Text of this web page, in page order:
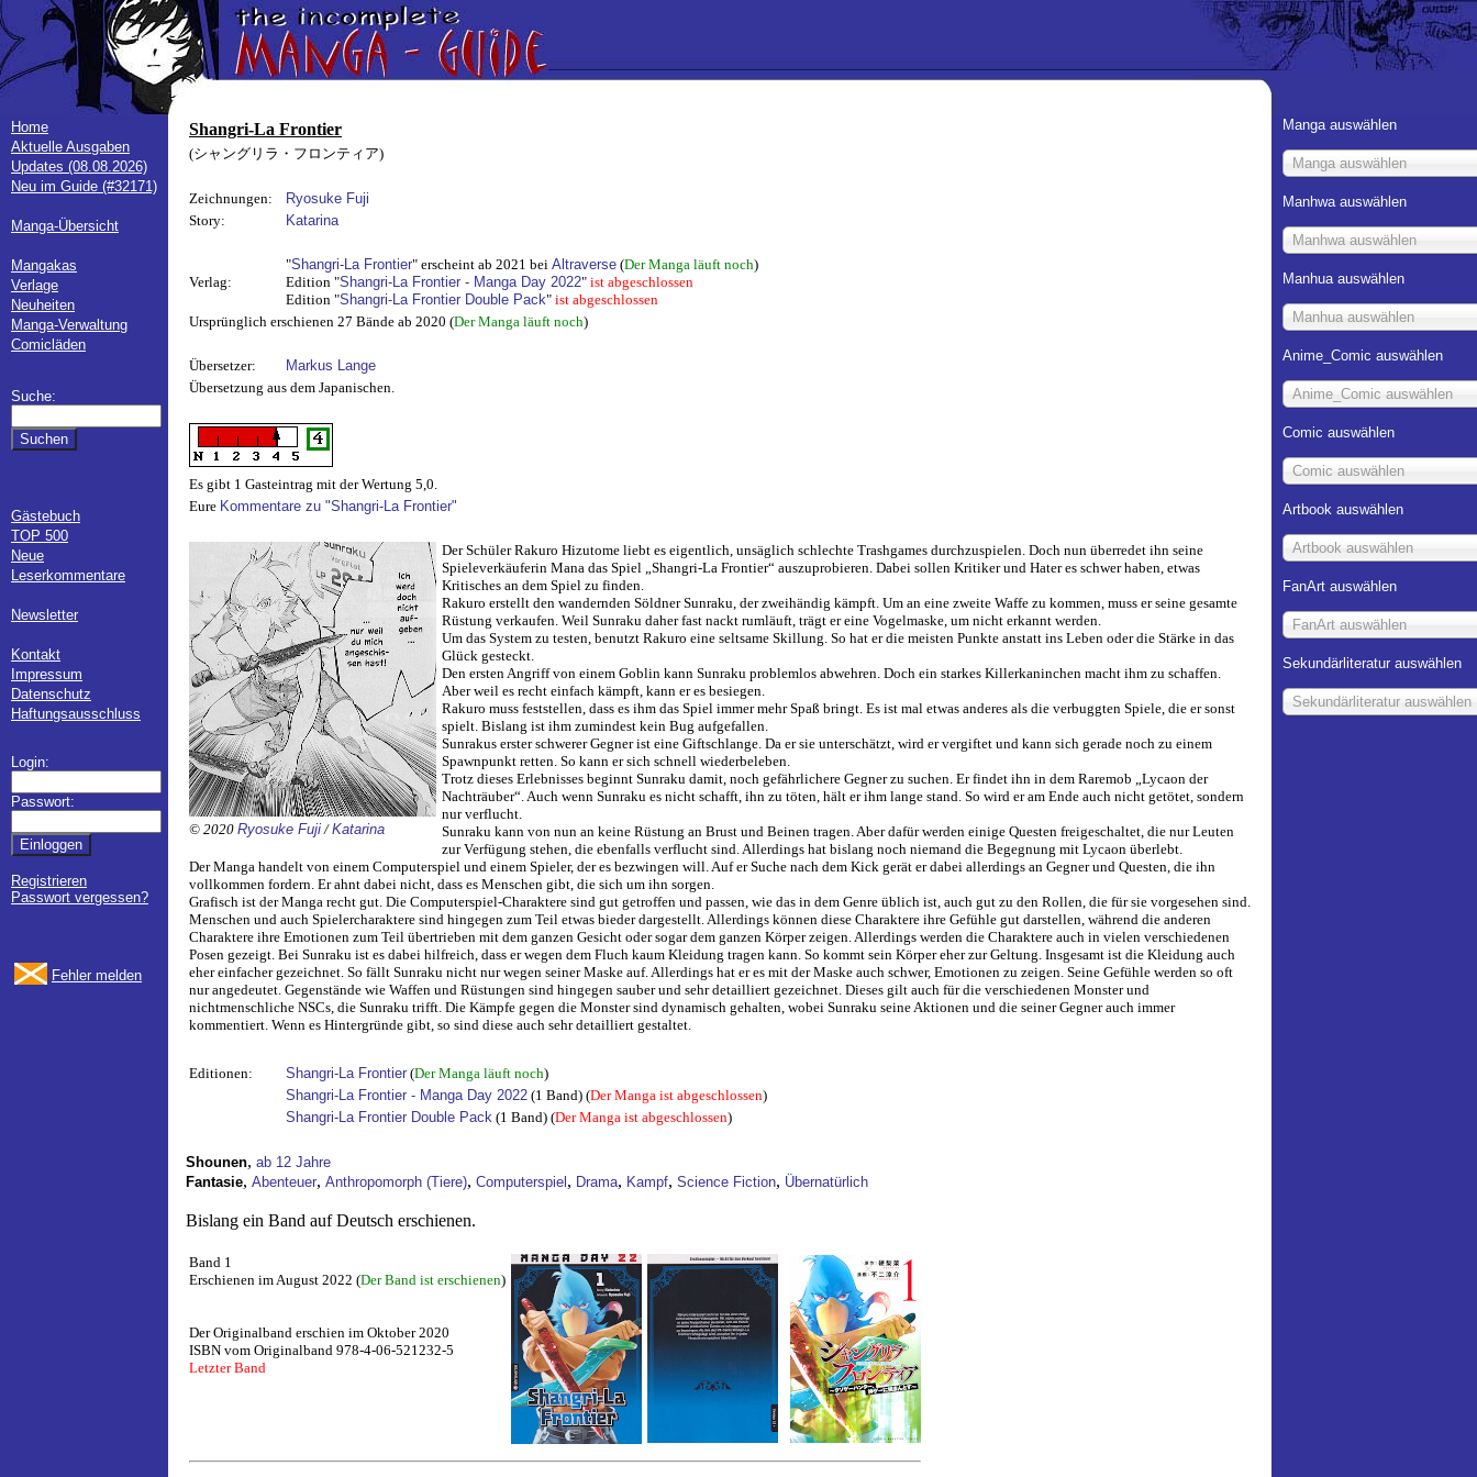
Home
Aktuelle Ausgaben
Updates (08.08.2026)
Neu im Guide (#32171)
Manga-Übersicht
Mangakas
Verlage
Neuheiten
Manga-Verwaltung
Comicläden
Suche:
Gästebuch
TOP 500
Neue
Leserkommentare
Newsletter
Kontakt
Impressum
Datenschutz
Haftungsausschluss
Login:
Passwort:
Registrieren
Passwort vergessen?
Fehler melden
Shangri-La Frontier
(シャングリラ・フロンティア)
Zeichnungen:
Ryosuke Fuji
Story:
Katarina
Verlag:
"Shangri-La Frontier" erscheint ab 2021 bei Altraverse (Der Manga läuft noch)
Edition "Shangri-La Frontier - Manga Day 2022" ist abgeschlossen
Edition "Shangri-La Frontier Double Pack" ist abgeschlossen
Ursprünglich erschienen 27 Bände ab 2020 (Der Manga läuft noch)
Übersetzer:
Markus Lange
Übersetzung aus dem Japanischen.
Es gibt 1 Gasteintrag mit der Wertung 5,0.
Eure Kommentare zu "Shangri-La Frontier"
© 2020 Ryosuke Fuji/Katarina
Der Schüler Rakuro Hizutome liebt es eigentlich, unsäglich schlechte Trashgames durchzuspielen. Doch nun überredet ihn seine
Spieleverkäuferin Mana das Spiel „Shangri-La Frontier“ auszuprobieren. Dabei sollen Kritiker und Hater es schwer haben, etwas
Kritisches an dem Spiel zu finden.
Rakuro erstellt den wandernden Söldner Sunraku, der zweihändig kämpft. Um an eine zweite Waffe zu kommen, muss er seine gesamte
Rüstung verkaufen. Weil Sunraku daher fast nackt rumläuft, trägt er eine Vogelmaske, um nicht erkannt werden.
Um das System zu testen, benutzt Rakuro eine seltsame Skillung. So hat er die meisten Punkte anstatt ins Leben oder die Stärke in das
Glück gesteckt.
Den ersten Angriff von einem Goblin kann Sunraku problemlos abwehren. Doch ein starkes Killerkaninchen macht ihm zu schaffen.
Aber weil es recht einfach kämpft, kann er es besiegen.
Rakuro muss feststellen, dass es ihm das Spiel immer mehr Spaß bringt. Es ist mal etwas anderes als die verbuggten Spiele, die er sonst
spielt. Bislang ist ihm zumindest kein Bug aufgefallen.
Sunrakus erster schwerer Gegner ist eine Giftschlange. Da er sie unterschätzt, wird er vergiftet und kann sich gerade noch zu einem
Spawnpunkt retten. So kann er sich schnell wiederbeleben.
Trotz dieses Erlebnisses beginnt Sunraku damit, noch gefährlichere Gegner zu suchen. Er findet ihn in dem Raremob „Lycaon der
Nachträuber“. Auch wenn Sunraku es nicht schafft, ihn zu töten, hält er ihm lange stand. So wird er am Ende auch nicht getötet, sondern
nur verflucht.
Sunraku kann von nun an keine Rüstung an Brust und Beinen tragen. Aber dafür werden einige Questen freigeschaltet, die nur Leuten
zur Verfügung stehen, die ebenfalls verflucht sind. Allerdings hat bislang noch niemand die Begegnung mit Lycaon überlebt.
Der Manga handelt von einem Computerspiel und einem Spieler, der es bezwingen will. Auf er Suche nach dem Kick gerät er dabei allerdings an Gegner und Questen, die ihn
vollkommen fordern. Er ahnt dabei nicht, dass es Menschen gibt, die sich um ihn sorgen.
Grafisch ist der Manga recht gut. Die Computerspiel-Charaktere sind gut getroffen und passen, wie das in dem Genre üblich ist, auch gut zu den Rollen, die für sie vorgesehen sind.
Menschen und auch Spielercharaktere sind hingegen zum Teil etwas bieder dargestellt. Allerdings können diese Charaktere ihre Gefühle gut darstellen, während die anderen
Charaktere ihre Emotionen zum Teil übertrieben mit dem ganzen Gesicht oder sogar dem ganzen Körper zeigen. Allerdings werden die Charaktere auch in vielen verschiedenen
Posen gezeigt. Bei Sunraku ist es dabei hilfreich, dass er wegen dem Fluch kaum Kleidung tragen kann. So kommt sein Körper eher zur Geltung. Insgesamt ist die Kleidung auch
eher einfacher gezeichnet. So fällt Sunraku nicht nur wegen seiner Maske auf. Allerdings hat er es mit der Maske auch schwer, Emotionen zu zeigen. Seine Gefühle werden so oft
nur angedeutet. Gegenstände wie Waffen und Rüstungen sind hingegen sauber und sehr detailliert gezeichnet. Dieses gilt auch für die verschiedenen Monster und
nichtmenschliche NSCs, die Sunraku trifft. Die Kämpfe gegen die Monster sind dynamisch gehalten, wobei Sunraku seine Aktionen und die seiner Gegner auch immer
kommentiert. Wenn es Hintergründe gibt, so sind diese auch sehr detailliert gestaltet.
Editionen: Shangri-La Frontier (Der Manga läuft noch)
Shangri-La Frontier - Manga Day 2022 (1 Band) (Der Manga ist abgeschlossen)
Shangri-La Frontier Double Pack (1 Band) (Der Manga ist abgeschlossen)
Shounen, ab 12 Jahre
Fantasie, Abenteuer, Anthropomorph (Tiere), Computerspiel , Drama, Kampf, Science Fiction, Übernatürlich
Bislang ein Band auf Deutsch erschienen.
Band 1
Erschienen im August 2022 (Der Band ist erschienen)
Der Originalband erschien im Oktober 2020
ISBN vom Originalband 978-4-06-521232-5
Letzter Band
Manga auswählen
Manga auswählen
Manhwa auswählen
Manhwa auswählen
Manhua auswählen
Manhua auswählen
Anime_Comic auswählen
Anime_Comic auswählen
Comic auswählen
Comic auswählen
Artbook auswählen
Artbook auswählen
FanArt auswählen
FanArt auswählen
Sekundärliteratur auswählen
Sekundärliteratur auswählen